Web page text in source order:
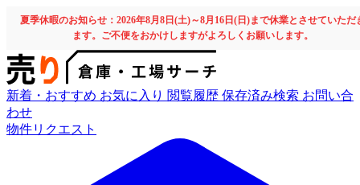
夏季休暇のお知らせ：2026年8月8日(土)～8月16日(日)まで休業とさせていただ
ます。ご不便をおかけしますがよろしくお願いします。
新着・おすすめ お気に入り 閲覧履歴 保存済み検索 お問い合
わせ
物件リクエスト